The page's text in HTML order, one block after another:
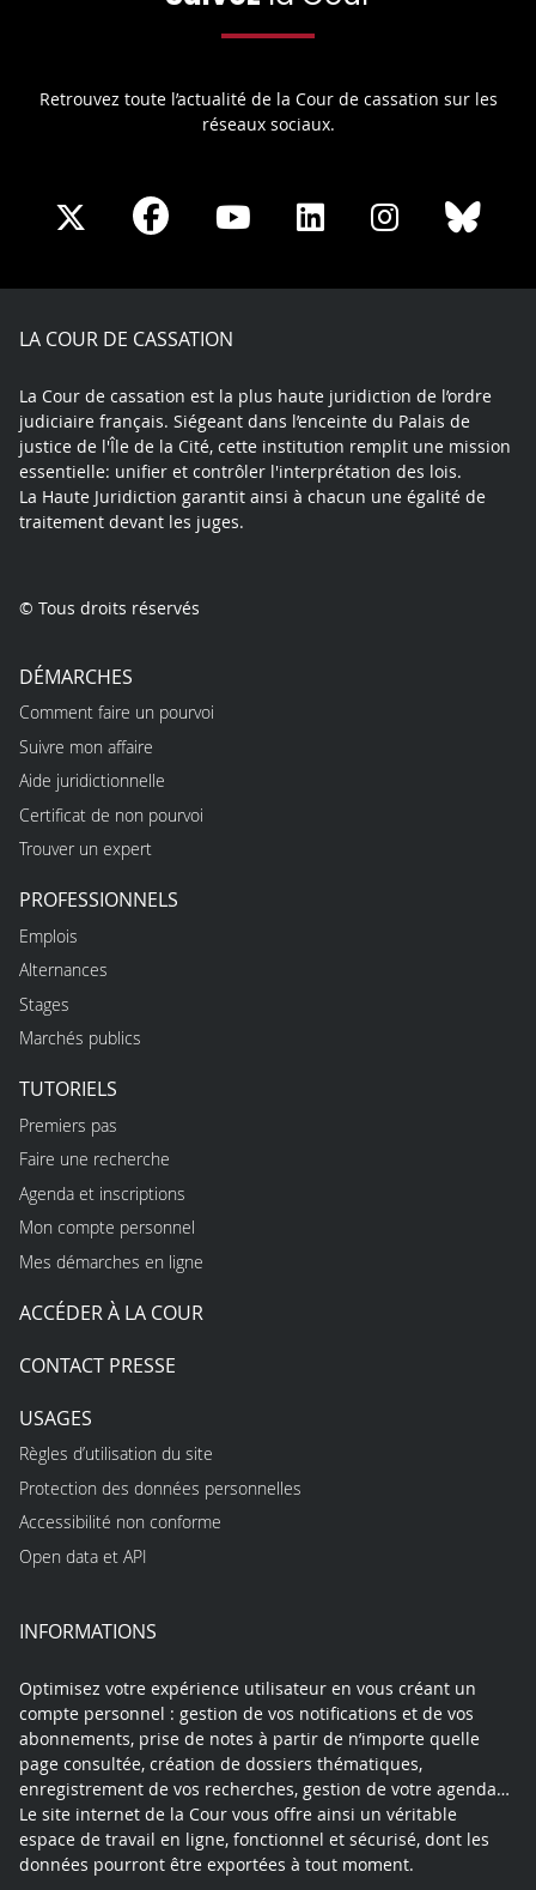
Retrouvez toute l’actualité de la Cour de cassation sur les
réseaux sociaux.
Share
X
Share
Facebook
Share
Youtube
Share
LinkedIn
Share
Instagram
LA COUR DE CASSATION
La Cour de cassation est la plus haute juridiction de l’ordre
judiciaire français. Siégeant dans l’enceinte du Palais de
justice de l'Île de la Cité, cette institution remplit une mission
essentielle: unifier et contrôler l'interprétation des lois.
La Haute Juridiction garantit ainsi à chacun une égalité de
traitement devant les juges.
© Tous droits réservés
DÉMARCHES
Comment faire un pourvoi
Suivre mon affaire
Aide juridictionnelle
Certificat de non pourvoi
Trouver un expert
PROFESSIONNELS
Emplois
Alternances
Stages
Marchés publics
TUTORIELS
Premiers pas
Faire une recherche
Agenda et inscriptions
Mon compte personnel
Mes démarches en ligne
ACCÉDER À LA COUR
CONTACT PRESSE
USAGES
Règles d’utilisation du site
Protection des données personnelles
Accessibilité non conforme
Open data et API
INFORMATIONS
Optimisez votre expérience utilisateur en vous créant un
compte personnel : gestion de vos notifications et de vos
abonnements, prise de notes à partir de n’importe quelle
page consultée, création de dossiers thématiques,
enregistrement de vos recherches, gestion de votre agenda…
Le site internet de la Cour vous offre ainsi un véritable
espace de travail en ligne, fonctionnel et sécurisé, dont les
données pourront être exportées à tout moment.